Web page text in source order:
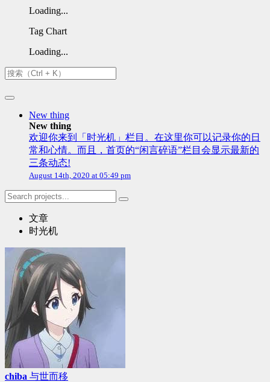
Loading...
Tag Chart
Loading...
New thing
New thing
欢迎你来到「时光机」栏目。在这里你可以记录你的日
常和心情。而且，首页的“闲言碎语”栏目会显示最新的
三条动态!
August 14th, 2020 at 05:49 pm
文章
时光机
chiba 与世而移